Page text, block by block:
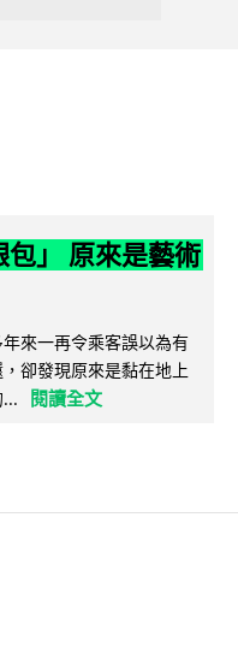
」 原來是藝術
來一再令乘客誤以為有
卻發現原來是黏在地上
閱讀全文